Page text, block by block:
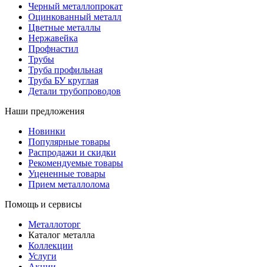
Черный металлопрокат
Оцинкованный металл
Цветные металлы
Нержавейка
Профнастил
Трубы
Труба профильная
Труба БУ круглая
Детали трубопроводов
Наши предложения
Новинки
Популярные товары
Распродажи и скидки
Рекомендуемые товары
Уцененные товары
Прием металлолома
Помощь и сервисы
Металлоторг
Каталог металла
Коллекции
Услуги